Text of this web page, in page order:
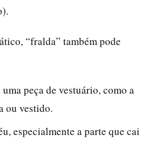
“fralda” também pode
peça de vestuário, como a
ou vestido.
especialmente a parte que cai